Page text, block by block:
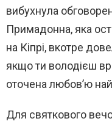
вибухнула
Примадонна, яка
на Кіпрі, вкотре
якщо ти володієш
оточена любов’ю
Для святкового